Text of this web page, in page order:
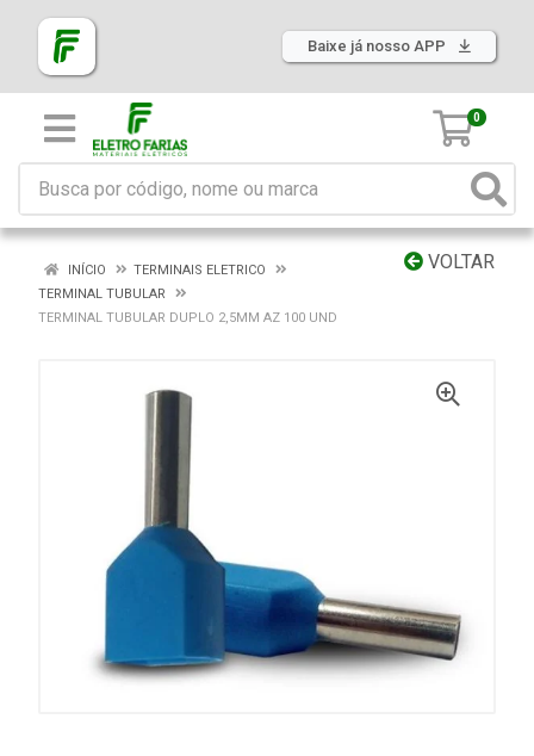
Baixe já nosso APP
0
VOLTAR
INÍCIO
TERMINAIS ELETRICO
TERMINAL TUBULAR
TERMINAL TUBULAR DUPLO 2,5MM AZ 100 UND